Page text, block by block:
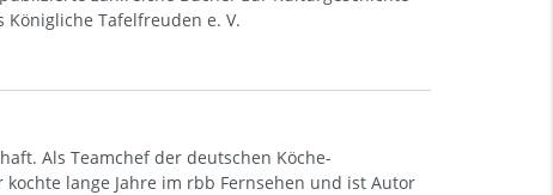
Tafelfreuden e. V.
Als Teamchef der deutschen Köche-
lange Jahre im rbb Fernsehen und ist Autor